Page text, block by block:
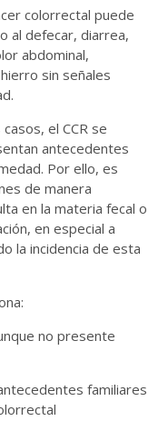
colorrectal puede
al defecar, diarrea,
abdominal,
sin señales
el CCR se
antecedentes
Por ello, es
de manera
en la materia fecal o
en especial a
la incidencia de esta
no presente
familiares